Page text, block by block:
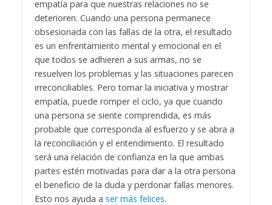
empatía para que nuestras relaciones no se
deterioren. Cuando una persona permanece
obsesionada con las fallas de la otra, el resultado
es un enfrentamiento mental y emocional en el
que todos se adhieren a sus armas, no se
resuelven los problemas y las situaciones parecen
irreconciliables. Pero tomar la iniciativa y mostrar
empatía, puede romper el ciclo, ya que cuando
una persona se siente comprendida, es más
probable que corresponda al esfuerzo y se abra a
la reconciliación y el entendimiento. El resultado
será una relación de confianza en la que ambas
partes estén motivadas para dar a la otra persona
el beneficio de la duda y perdonar fallas menores.
Esto nos ayuda a ser más felices.